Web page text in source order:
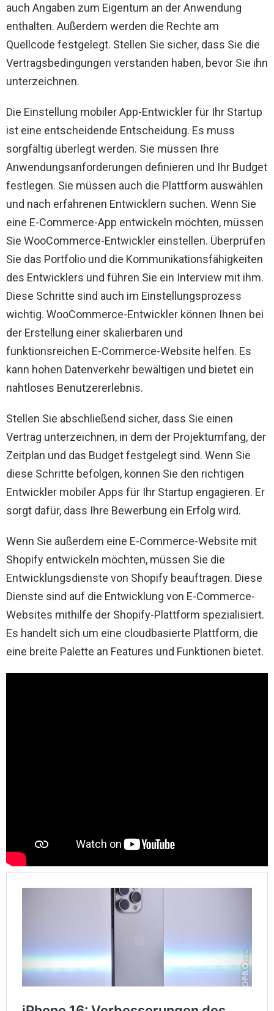
auch Angaben zum Eigentum an der Anwendung
enthalten. Außerdem werden die Rechte am
Quellcode festgelegt. Stellen Sie sicher, dass Sie die
Vertragsbedingungen verstanden haben, bevor Sie ihn
unterzeichnen.
Die Einstellung mobiler App-Entwickler für Ihr Startup
ist eine entscheidende Entscheidung. Es muss
sorgfältig überlegt werden. Sie müssen Ihre
Anwendungsanforderungen definieren und Ihr Budget
festlegen. Sie müssen auch die Plattform auswählen
und nach erfahrenen Entwicklern suchen. Wenn Sie
eine E-Commerce-App entwickeln möchten, müssen
Sie WooCommerce-Entwickler einstellen. Überprüfen
Sie das Portfolio und die Kommunikationsfähigkeiten
des Entwicklers und führen Sie ein Interview mit ihm.
Diese Schritte sind auch im Einstellungsprozess
wichtig. WooCommerce-Entwickler können Ihnen bei
der Erstellung einer skalierbaren und
funktionsreichen E-Commerce-Website helfen. Es
kann hohen Datenverkehr bewältigen und bietet ein
nahtloses Benutzererlebnis.
Stellen Sie abschließend sicher, dass Sie einen
Vertrag unterzeichnen, in dem der Projektumfang, der
Zeitplan und das Budget festgelegt sind. Wenn Sie
diese Schritte befolgen, können Sie den richtigen
Entwickler mobiler Apps für Ihr Startup engagieren. Er
sorgt dafür, dass Ihre Bewerbung ein Erfolg wird.
Wenn Sie außerdem eine E-Commerce-Website mit
Shopify entwickeln möchten, müssen Sie die
Entwicklungsdienste von Shopify beauftragen. Diese
Dienste sind auf die Entwicklung von E-Commerce-
Websites mithilfe der Shopify-Plattform spezialisiert.
Es handelt sich um eine cloudbasierte Plattform, die
eine breite Palette an Features und Funktionen bietet.